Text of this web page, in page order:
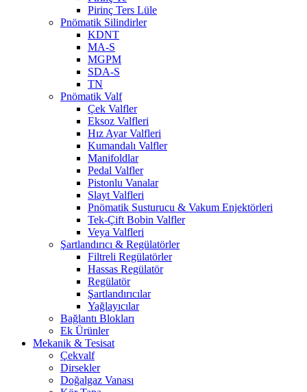
Pirinç Ters Lüle
Pnömatik Silindirler
KDNT
MA-S
MGPM
SDA-S
TN
Pnömatik Valf
Çek Valfler
Eksoz Valfleri
Hız Ayar Valfleri
Kumandalı Valfler
Manifoldlar
Pedal Valfler
Pistonlu Vanalar
Slayt Valfleri
Pnömatik Susturucu & Vakum Enjektörleri
Tek-Çift Bobin Valfler
Veya Valfleri
Şartlandırıcı & Regülatörler
Filtreli Regülatörler
Hassas Regülatör
Regülatör
Şartlandırıcılar
Yağlayıcılar
Bağlantı Blokları
Ek Ürünler
Mekanik & Tesisat
Çekvalf
Dirsekler
Doğalgaz Vanası